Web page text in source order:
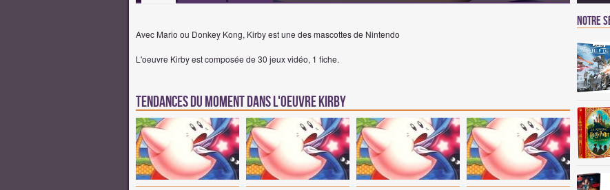
Avec Mario ou Donkey Kong, Kirby est une des mascottes de Nintendo
L'oeuvre Kirby est composée de 30 jeux vidéo, 1 fiche.
Tendances du moment dans l'oeuvre Kirby
Notre